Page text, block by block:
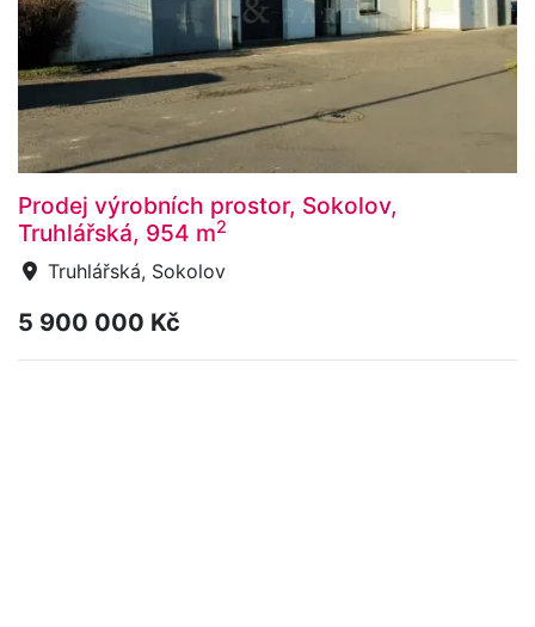
Prodej výrobních prostor, Sokolov,
Truhlářská, 954 m2
Truhlářská, Sokolov
5 900 000 Kč